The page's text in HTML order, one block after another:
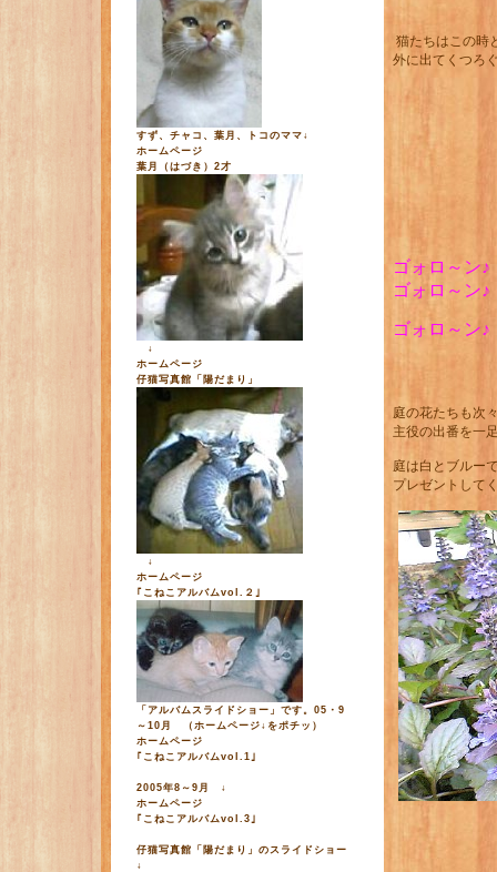
すず、チャコ、葉月、トコのママ↓
ホームページ
葉月（はづき）2才
↓
ホームページ
仔猫写真館「陽だまり」
↓
ホームページ
｢こねこアルバムvol.２｣
「アルバムスライドショー」です。05・9
～10月 （ホームページ↓をポチッ）
ホームページ
｢こねこアルバムvol.1｣
2005年8～9月 ↓
ホームページ
｢こねこアルバムvol.3｣
仔猫写真館「陽だまり」のスライドショー
↓
猫たちはこの時
外に出てくつろ
ゴォロ～ン♪
ゴォロ～ン♪
ゴォロ～ン♪
庭の花たちも次
主役の出番を一
庭は白とブルー
プレゼントして